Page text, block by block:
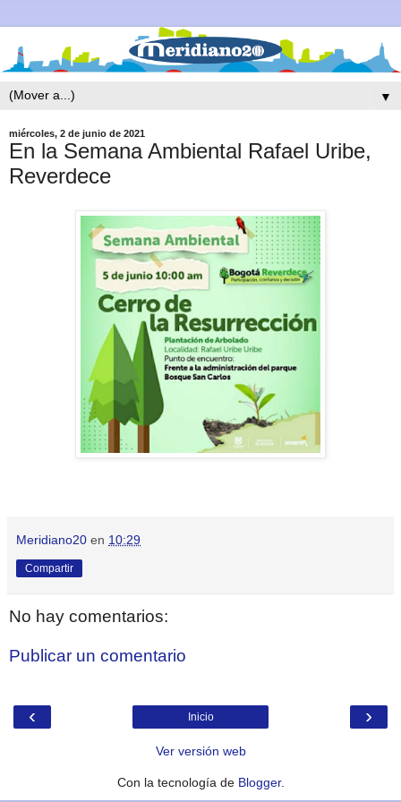
▼
miércoles, 2 de junio de 2021
En la Semana Ambiental Rafael Uribe,
Reverdece
Meridiano20 en 10:29
Compartir
No hay comentarios:
Publicar un comentario
‹ ›
Inicio
Ver versión web
Con la tecnología de Blogger.